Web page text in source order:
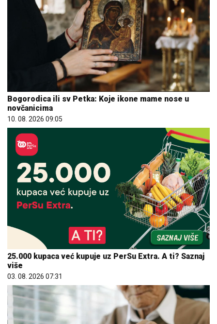
Bogorodica ili sv Petka: Koje ikone mame nose u
novčanicima
10. 08. 2026 09:05
25.000 kupaca već kupuje uz PerSu Extra. A ti? Saznaj
više
03. 08. 2026 07:31